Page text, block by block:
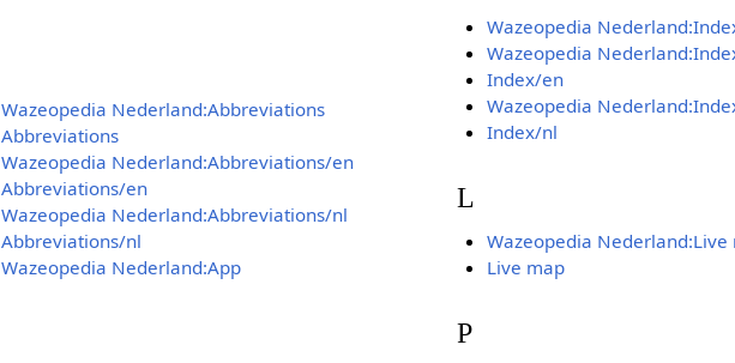
Wazeopedia Nederland:Abbreviations
Abbreviations
Wazeopedia Nederland:Abbreviations/en
Abbreviations/en
Wazeopedia Nederland:Abbreviations/nl
Abbreviations/nl
Wazeopedia Nederland:App
Wazeopedia
Wazeopedia
Index/en
Wazeopedia
Index/nl
L
Wazeopedia Nederland:Live
Live map
P